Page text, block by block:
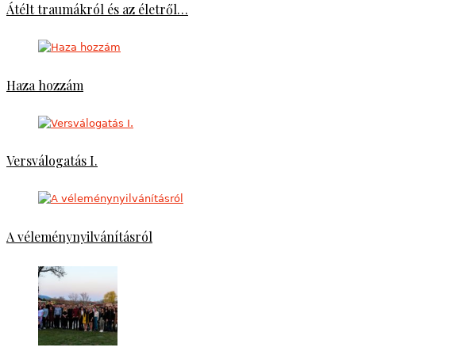
Átélt traumákról és az életről…
Haza hozzám
Versválogatás I.
A véleménynyilvánításról